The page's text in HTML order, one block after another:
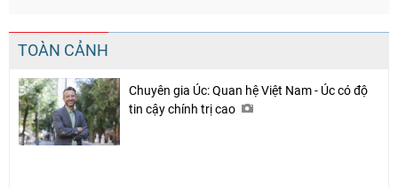
TOÀN CẢNH
Chuyên gia Úc: Quan hệ Việt Nam - Úc có độ
tin cậy chính trị cao